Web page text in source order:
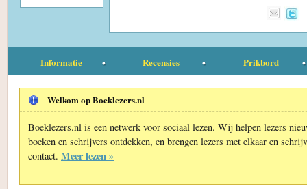
Informatie Recensies Prikbord
Welkom op Boeklezers.nl
Boeklezers.nl is een netwerk voor sociaal lezen. Wij helpen lezers
boeken en schrijvers ontdekken, en brengen lezers met elkaar en
contact. Meer lezen »